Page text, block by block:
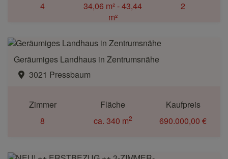
4
34,06 m² - 43,44
m²
2
Geräumiges Landhaus in Zentrumsnähe
3021 Pressbaum
Zimmer
8
Fläche
ca. 340 m2
Kaufpreis
690.000,00 €